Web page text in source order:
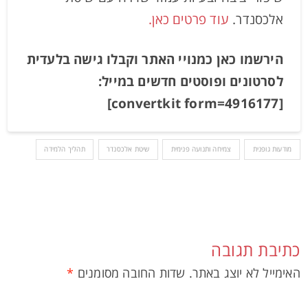
אלכסנדר. עוד פרטים כאן.
הירשמו כאן כמנויי האתר וקבלו גישה בלעדית
לסרטונים ופוסטים חדשים במייל:
[convertkit form=4916177]
מודעות גופנית צמיחה ותנועה פנימית שיטת אלכסנדר תהליך הלמידה
כתיבת תגובה
האימייל לא יוצג באתר. שדות החובה מסומנים *